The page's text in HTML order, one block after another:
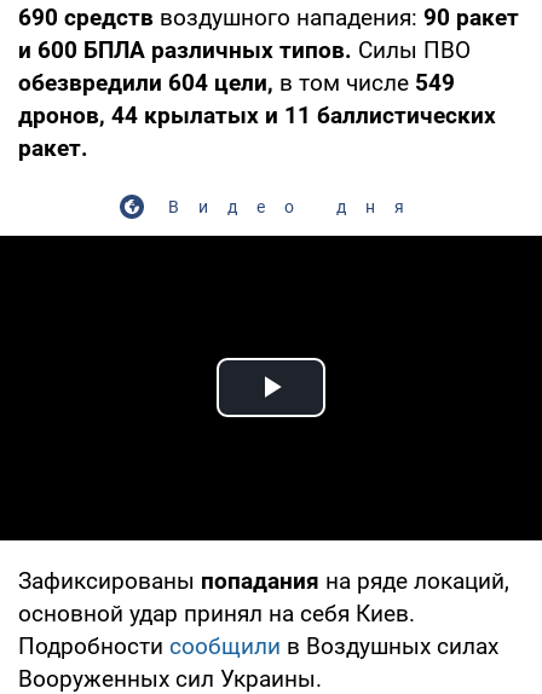
690 средств воздушного нападения: 90 ракет
и 600 БПЛА различных типов. Силы ПВО
обезвредили 604 цели, в том числе 549
дронов, 44 крылатых и 11 баллистических
ракет.
Видео дня
Play Video
Зафиксированы попадания на ряде локаций,
основной удар принял на себя Киев.
Подробности сообщили в Воздушных силах
Вооруженных сил Украины.